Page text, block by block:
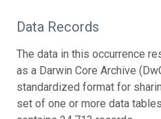
Data Records
The data in this occurrence
as a Darwin Core Archive
standardized format for
set of one or more data